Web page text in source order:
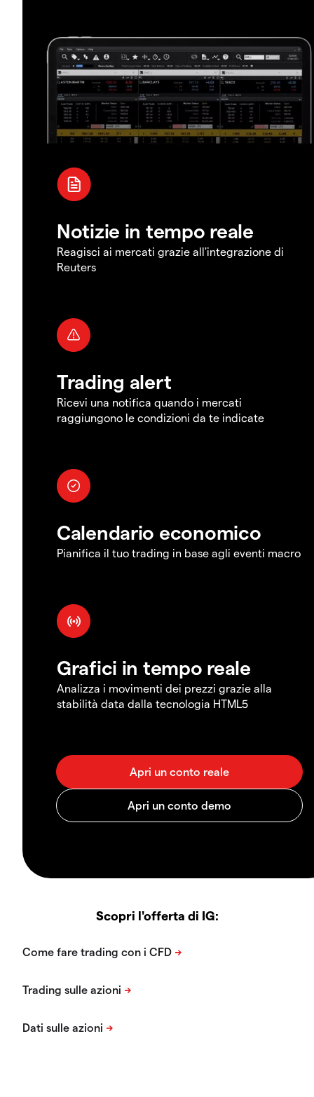
Notizie in tempo reale
Reagisci ai mercati grazie all'integrazione di
Reuters
Trading alert
Ricevi una notifica quando i mercati
raggiungono le condizioni da te indicate
Calendario economico
Pianifica il tuo trading in base agli eventi macro
Grafici in tempo reale
Analizza i movimenti dei prezzi grazie alla
stabilità data dalla tecnologia HTML5
Scopri l'offerta di IG: